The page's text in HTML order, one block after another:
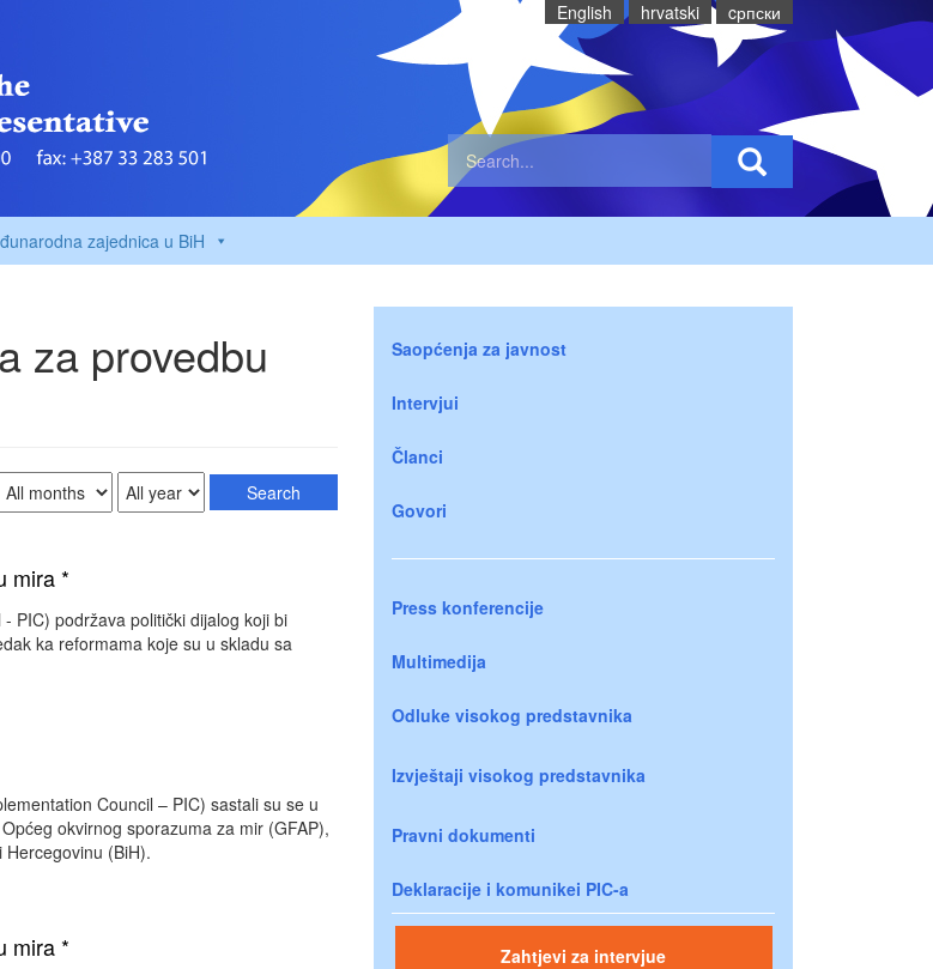
English hrvatski cрпски
zajednica u BiH
za provedbu
mira *
PIC) podržava politički dijalog koji bi
ka reformama koje su u skladu sa
Council – PIC) sastali su se u
okvirnog sporazuma za mir (GFAP),
(BiH).
mira *
Saopćenja za javnost
Intervjui
Članci
Govori
Press konferencije
Multimedija
Odluke visokog predstavnika
Izvještaji visokog predstavnika
Pravni dokumenti
Deklaracije i komunikei PIC-a
Zahtjevi za intervjue